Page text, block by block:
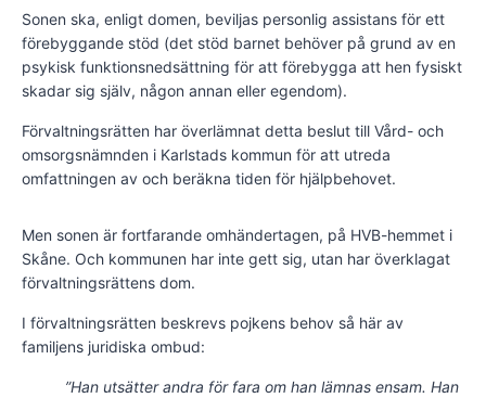
Sonen ska, enligt domen, beviljas personlig assistans för ett
förebyggande stöd (det stöd barnet behöver på grund av en
psykisk funktionsnedsättning för att förebygga att hen fysiskt
skadar sig själv, någon annan eller egendom).
Förvaltningsrätten har överlämnat detta beslut till Vård- och
omsorgsnämnden i Karlstads kommun för att utreda
omfattningen av och beräkna tiden för hjälpbehovet.
Men sonen är fortfarande omhändertagen, på HVB-hemmet i
Skåne. Och kommunen har inte gett sig, utan har överklagat
förvaltningsrättens dom.
I förvaltningsrätten beskrevs pojkens behov så här av
familjens juridiska ombud:
”Han utsätter andra för fara om han lämnas ensam. Han